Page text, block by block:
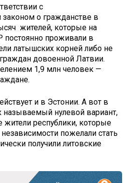
с
о гражданстве в
жителей, которые на
постоянно проживали в
латышских корней либо не
довоенной Латвии.
1,9 млн человек —
и в Эстонии. А вот в
называемый нулевой вариант,
жители республики, которые
пожелали стать
получили литовские